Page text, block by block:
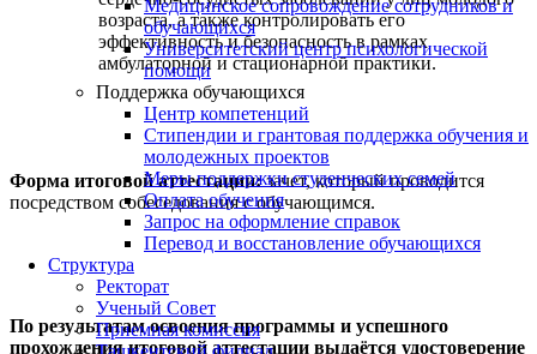
Медицинское сопровождение сотрудников и
обучающихся
Университетский центр психологической
помощи
Поддержка обучающихся
Центр компетенций
Стипендии и грантовая поддержка обучения и
молодежных проектов
Меры поддержки студенческих семей
Оплата обучения
Запрос на оформление справок
Перевод и восстановление обучающихся
Структура
Ректорат
Ученый Совет
Приемная комиссия
возраста, а также контролировать его
эффективность и безопасность в рамках
амбулаторной и стационарной практики.
Форма итоговой аттестации:зачет, который проводится
посредством собеседования с обучающимся.
По результатам освоения программы и успешного
прохождения итоговой аттестации выдаётся удостоверение